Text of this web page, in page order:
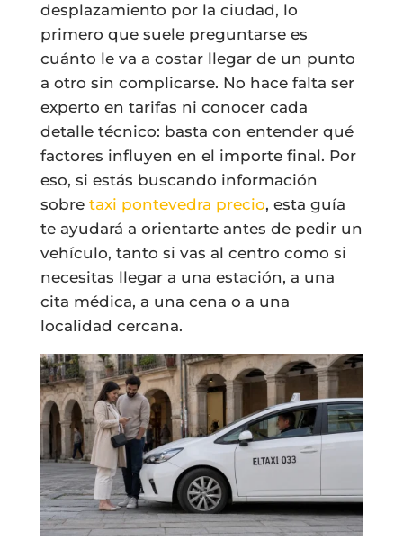
desplazamiento por la ciudad, lo
primero que suele preguntarse es
cuánto le va a costar llegar de un punto
a otro sin complicarse. No hace falta ser
experto en tarifas ni conocer cada
detalle técnico: basta con entender qué
factores influyen en el importe final. Por
eso, si estás buscando información
sobre taxi pontevedra precio, esta guía
te ayudará a orientarte antes de pedir un
vehículo, tanto si vas al centro como si
necesitas llegar a una estación, a una
cita médica, a una cena o a una
localidad cercana.